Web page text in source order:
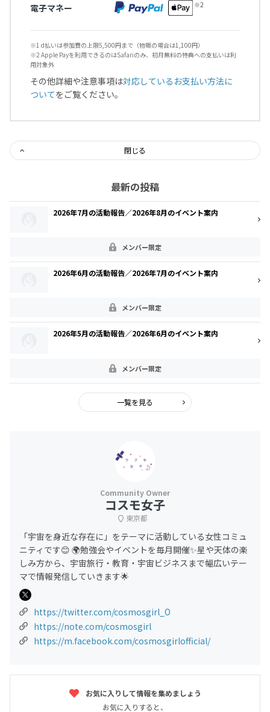
電子マネー
※1 d払いは参加費の上限5,500円まで（物販の場合は1,100円）
※2 Apple Payを利用できるのはSafariのみ、初月無料の特典への支払いは利
用対象外
その他詳細や注意事項は対応しているお支払い方法に
ついてをご覧ください。
閉じる
最新の投稿
2026年7月の活動報告／2026年8月のイベント案内
メンバー限定
2026年6月の活動報告／2026年7月のイベント案内
メンバー限定
2026年5月の活動報告／2026年6月のイベント案内
メンバー限定
一覧を見る
コスモ女子
東京都
「宇宙を身近な存在に」をテーマに活動している女性コミュ
ニティです😊 🌍勉強会やイベントを毎月開催✨星や天体の楽
しみ方から、宇宙旅行・教育・宇宙ビジネスまで幅広いテー
マで情報発信していきます🌟
https://twitter.com/cosmosgirl_O
https://note.com/cosmosgirl
https://m.facebook.com/cosmosgirlofficial/
お気に入りして情報を集めましょう
お気に入りすると、